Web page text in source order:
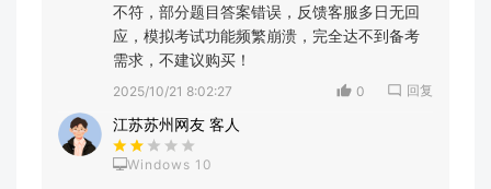
不符，部分题目答案错误，反馈客服多日无回
应，模拟考试功能频繁崩溃，完全达不到备考
需求，不建议购买！
2025/10/21 8:02:27 0 回复
江苏苏州网友 客人
Windows 10